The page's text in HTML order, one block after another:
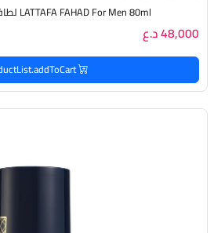
LATTAFA FAHAD For Men 80ml لطافة عطر فهد للرجال
48,000 د.ع
productList.addToCart